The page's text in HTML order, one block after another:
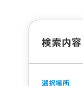
検索内容
選択場所